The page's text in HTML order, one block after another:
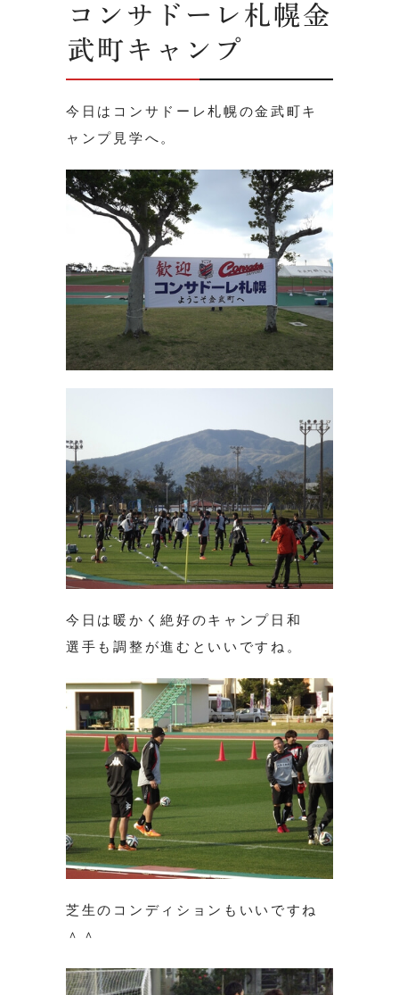
コンサドーレ札幌金
武町キャンプ
今日はコンサドーレ札幌の金武町キ
ャンプ見学へ。
今日は暖かく絶好のキャンプ日和
選手も調整が進むといいですね。
芝生のコンディションもいいですね
＾＾